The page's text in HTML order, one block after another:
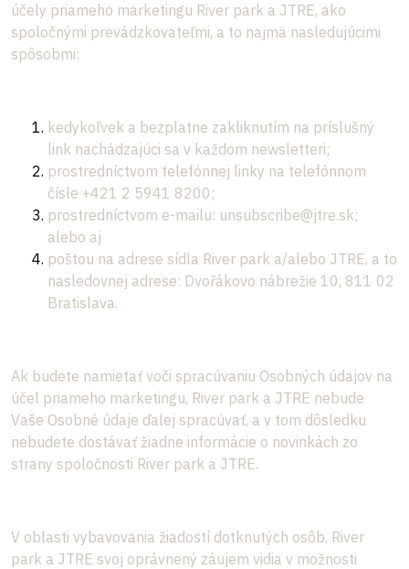
účely priameho marketingu River park a JTRE, ako
spoločnými prevádzkovateľmi, a to najmä nasledujúcimi
spôsobmi:
kedykoľvek a bezplatne zakliknutím na príslušný
link nachádzajúci sa v každom newsletteri;
prostredníctvom telefónnej linky na telefónnom
čísle +421 2 5941 8200;
prostredníctvom e-mailu: unsubscribe@jtre.sk;
alebo aj
poštou na adrese sídla River park a/alebo JTRE, a to
nasledovnej adrese: Dvořákovo nábrežie 10, 811 02
Bratislava.
Ak budete namietať voči spracúvaniu Osobných údajov na
účel priameho marketingu, River park a JTRE nebude
Vaše Osobné údaje ďalej spracúvať, a v tom dôsledku
nebudete dostávať žiadne informácie o novinkách zo
strany spoločnosti River park a JTRE.
V oblasti vybavovania žiadostí dotknutých osôb, River
park a JTRE svoj oprávnený záujem vidia v možnosti